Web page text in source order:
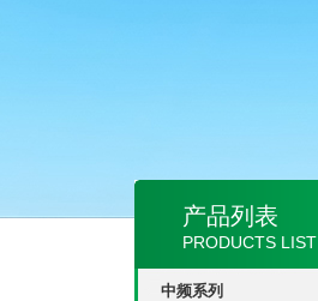
产品列表
PRODUCTS LIST
中频系列